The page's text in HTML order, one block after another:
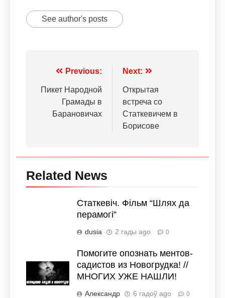
See author's posts
Previous:
Пикет Народной
Грамады в
Барановичах
Next:
Открытая
встреча со
Статкевичем в
Борисове
Related News
Статкевіч. Фільм “Шлях да
перамогі”
dusia 2 гады ago 0
Помогите опознать ментов-
садистов из Новогрудка! //
МНОГИХ УЖЕ НАШЛИ!
Александр 6 гадоў ago 0